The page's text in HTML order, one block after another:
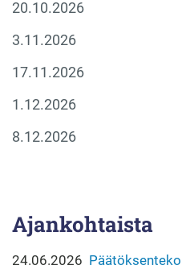
20.10.2026
3.11.2026
17.11.2026
1.12.2026
8.12.2026
Ajankohtaista
24.06.2026 Päätöksenteko